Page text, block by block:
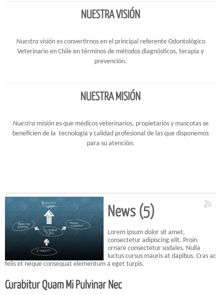
NUESTRA VISIÓN
Nuestra visiónes convertirnos en el principal referente Odontológico
Veterinario en Chile en términos de métodos diagnósticos, terapia y
prevención.
NUESTRA MISIÓN
Nuestra misiónes que médicos veterinarios, propietarios y mascotas se
beneficien de la tecnología y calidad profesional de las que disponemos
para su atención.
News (5)
Lorem ipsum dolor sit amet,
consectetur adipiscing elit. Proin
ornare consectetur sodales. Nulla
luctus cursus mauris at dapibus. Cras ac
felis et neque consequat elementum a eget turpis.
Curabitur Quam Mi Pulvinar Nec